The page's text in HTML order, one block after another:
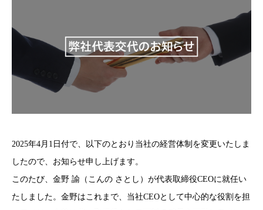
2025年4月1日付で、以下のとおり当社の経営体制を変更いたしま
したので、お知らせ申し上げます。
このたび、金野 諭（こんの さとし）が代表取締役CEOに就任い
たしました。金野はこれまで、当社CEOとして中心的な役割を担